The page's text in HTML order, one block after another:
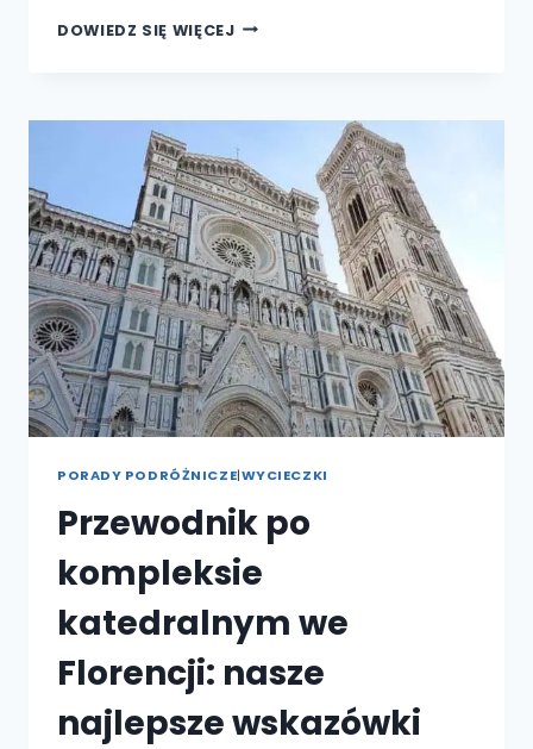
DOWIEDZ SIĘ WIĘCEJMUZEUM
FLORENCJI
JEDEN
Z
UKRYTYCH
KLEJNOTÓW
WŁOCH
PORADY PODRÓŻNICZE|WYCIECZKI
Przewodnik po
kompleksie
katedralnym we
Florencji: nasze
najlepsze wskazówki